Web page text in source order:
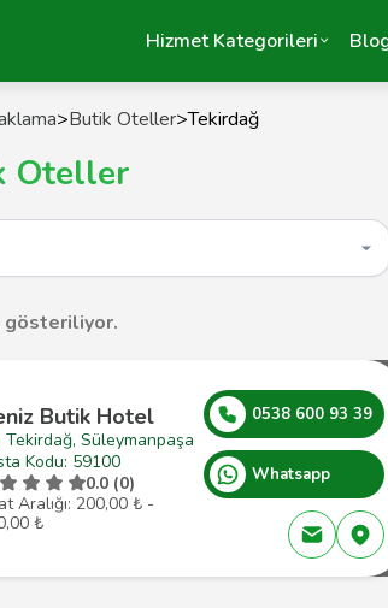
Hizmet Kategorileri
>Butik Oteller>Tekirdağ
Oteller
gösteriliyor.
Butik Hotel
Tekirdağ, Süleymanpaşa
Kodu: 59100
0.0 (0)
Aralığı: 200,00 ₺ -
₺
0538 600 93 39
Whatsapp